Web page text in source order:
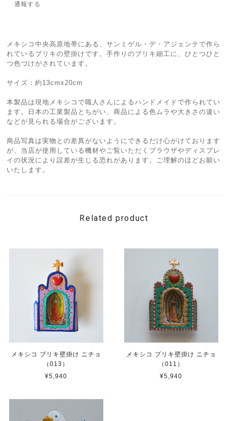
通報する
メキシコ中央高原地帯にある、サンミゲル・デ・アジェンテで作ら
れているブリキの壁掛けです。手作りのブリキ細工に、ひとつひと
つ色づけがされています。
サイズ：約13cmx20cm
本製品は現地メキシコで職人さんによるハンドメイドで作られてい
ます。日本の工業製品とちがい、商品による色ムラや大きさの違い
などが見られる場合がございます。
商品写真は実物との差異がないようにできるだけ心がけております
が、当店が使用している機材やご覧いただくブラウザやディスプレ
イの状況により誤差が生じる恐れがあります。ご理解のほどお願い
いたします。
Related product
メキシコ ブリキ壁掛け ニチョ
（013）
¥5,940
メキシコ ブリキ壁掛け ニチョ
（011）
¥5,940